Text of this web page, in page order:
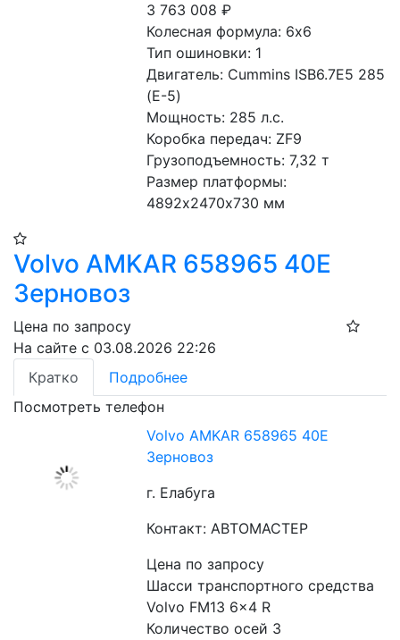
3 763 008₽
Колесная формула: 6х6
Тип ошиновки: 1
Двигатель: Cummins ISB6.7E5 285
(Е-5)
Мощность: 285 л.с.
Коробка передач: ZF9
Грузоподъемность: 7,32 т
Размер платформы:
4892х2470х730 мм
Volvo AMKAR 658965 40E
Зерновоз
Цена по запросу
На сайте с 03.08.2026 22:26
Кратко
Подробнее
Посмотреть телефон
Volvo AMKAR 658965 40E
Зерновоз
г. Елабуга
Контакт: АВТОМАСТЕР
Цена по запросу
Шасси транспортного средства
Volvo FM13 6x4 R
Количество осей 3